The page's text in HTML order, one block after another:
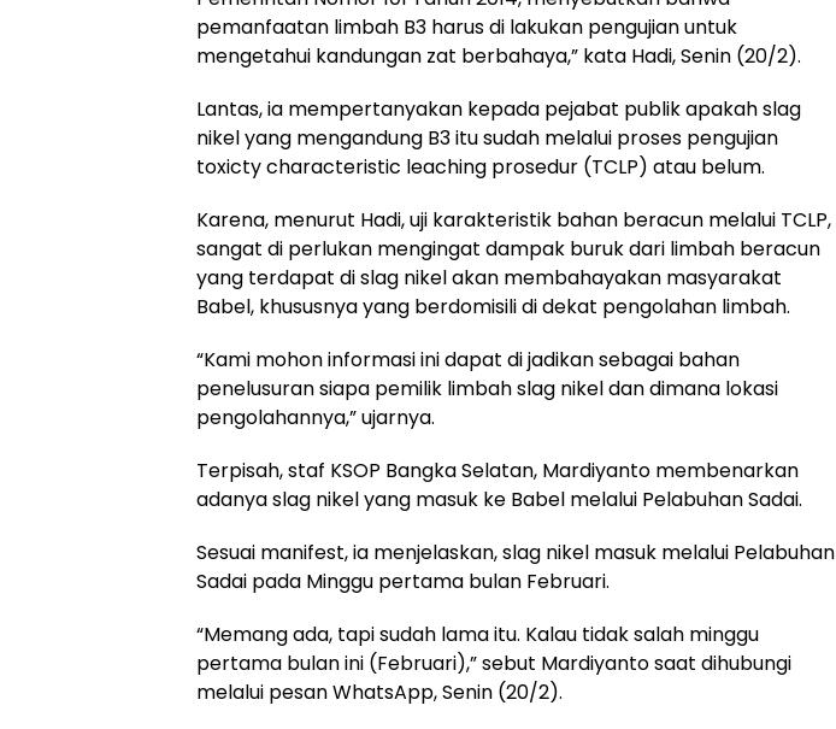
pemanfaatan limbah B3 harus di lakukan pengujian untuk
mengetahui kandungan zat berbahaya,” kata Hadi, Senin (20/2).
Lantas, ia mempertanyakan kepada pejabat publik apakah slag
nikel yang mengandung B3 itu sudah melalui proses pengujian
toxicty characteristic leaching prosedur (TCLP) atau belum.
Karena, menurut Hadi, uji karakteristik bahan beracun melalui TCLP,
sangat di perlukan mengingat dampak buruk dari limbah beracun
yang terdapat di slag nikel akan membahayakan masyarakat
Babel, khususnya yang berdomisili di dekat pengolahan limbah.
“Kami mohon informasi ini dapat di jadikan sebagai bahan
penelusuran siapa pemilik limbah slag nikel dan dimana lokasi
pengolahannya,” ujarnya.
Terpisah, staf KSOP Bangka Selatan, Mardiyanto membenarkan
adanya slag nikel yang masuk ke Babel melalui Pelabuhan Sadai.
Sesuai manifest, ia menjelaskan, slag nikel masuk melalui Pelabuhan
Sadai pada Minggu pertama bulan Februari.
“Memang ada, tapi sudah lama itu. Kalau tidak salah minggu
pertama bulan ini (Februari),” sebut Mardiyanto saat dihubungi
melalui pesan WhatsApp, Senin (20/2).